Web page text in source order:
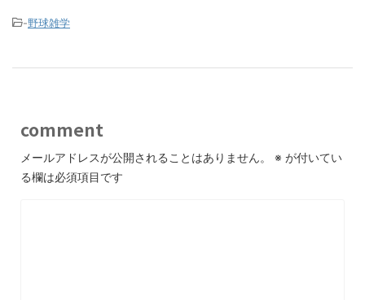
-野球雑学
comment
メールアドレスが公開されることはありません。 ※ が付いてい
る欄は必須項目です